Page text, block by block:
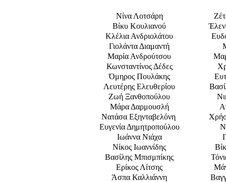
Νίνα Λοτσάρη
Βίκυ Κουλιανού
Κλέλια Ανδριολάτου
Γιολάντα Διαμαντή
Μαρία Ανδρούτσου
Κωνσταντίνος Δέδες
Όμηρος Πουλάκης
Λευτέρης Ελευθερίου
Ζωή Ξανθοπούλου
Μάρα Δαρμουσλή
Νατάσα Εξηνταβελόνη
Ευγενία Δημητροπούλου
Ιωάννα Νιάχα
Νίκος Ιωαννίδης
Βασίλης Μπισμπίκης
Ερίκος Λίτσης
Άσπα Καλλιάννη